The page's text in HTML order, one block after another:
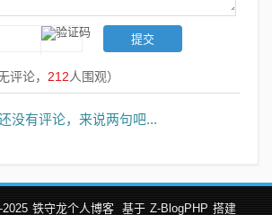
评论， 212人围观）
没有评论，来说两句吧...
2025 铁守龙个人博客 基于 Z-BlogPHP 搭建